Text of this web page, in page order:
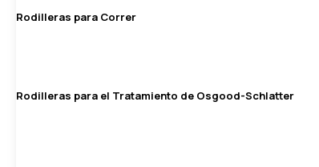
Rodilleras para Correr
Rodilleras para el Tratamiento de Osgood-Schlatter